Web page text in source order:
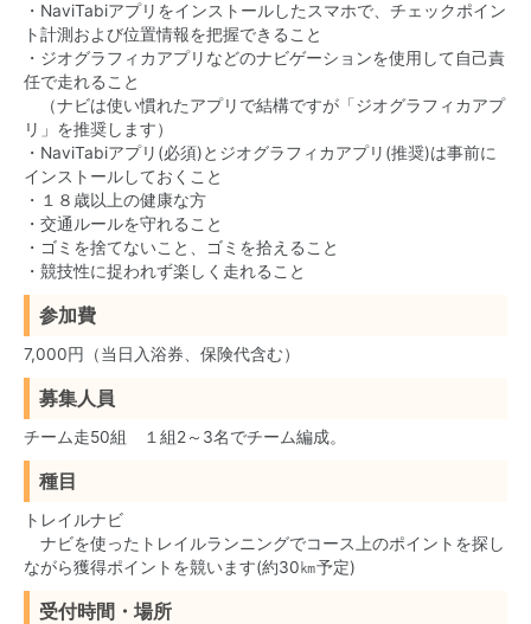
・NaviTabiアプリをインストールしたスマホで、チェックポイン
ト計測および位置情報を把握できること
・ジオグラフィカアプリなどのナビゲーションを使用して自己責
任で走れること
（ナビは使い慣れたアプリで結構ですが「ジオグラフィカアプ
リ」を推奨します）
・NaviTabiアプリ(必須)とジオグラフィカアプリ(推奨)は事前に
インストールしておくこと
・１８歳以上の健康な方
・交通ルールを守れること
・ゴミを捨てないこと、ゴミを拾えること
・競技性に捉われず楽しく走れること
参加費
7,000円（当日入浴券、保険代含む）
募集人員
チーム走50組 １組2～3名でチーム編成。
種目
トレイルナビ
ナビを使ったトレイルランニングでコース上のポイントを探し
ながら獲得ポイントを競います(約30㎞予定)
受付時間・場所